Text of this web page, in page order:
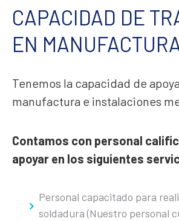
CAPACIDAD DE
EN
Tenemos la capacidad de
manufactura e instalaciones
Contamos con personal
apoyar en los siguientes
Personal capacitado para
soldadura (Nuestro personal